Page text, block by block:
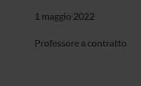
1 maggio 2022
Professore a contratto